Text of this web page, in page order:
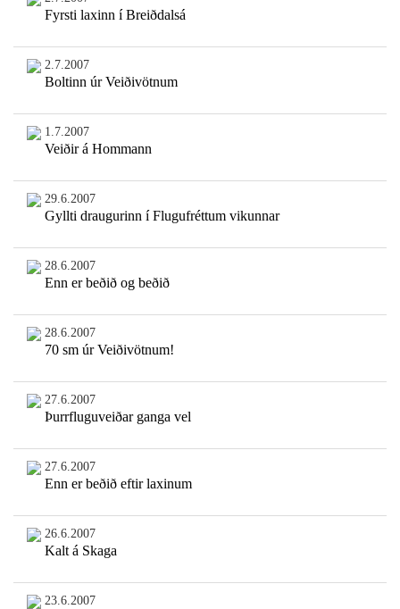
Fyrsti laxinn í Breiðdalsá
2.7.2007
Boltinn úr Veiðivötnum
1.7.2007
Veiðir á Hommann
29.6.2007
Gyllti draugurinn í Flugufréttum vikunnar
28.6.2007
Enn er beðið og beðið
28.6.2007
70 sm úr Veiðivötnum!
27.6.2007
Þurrfluguveiðar ganga vel
27.6.2007
Enn er beðið eftir laxinum
26.6.2007
Kalt á Skaga
23.6.2007